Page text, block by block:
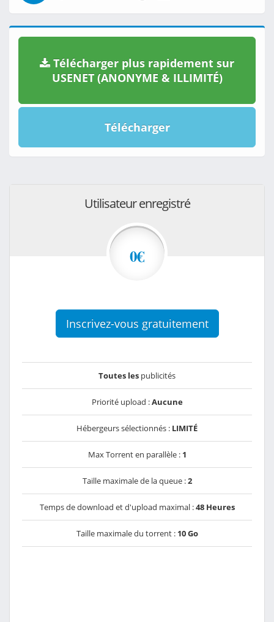
Télécharger plus rapidement sur
USENET (ANONYME & ILLIMITÉ)
Télécharger
Utilisateur enregistré
0€
Inscrivez-vous gratuitement
Toutes les publicités
Priorité upload :Aucune
Hébergeurs sélectionnés : LIMITÉ
Max Torrent en parallèle : 1
Taille maximale de la queue :2
Temps de download et d'upload maximal :48 Heures
Taille maximale du torrent : 10 Go